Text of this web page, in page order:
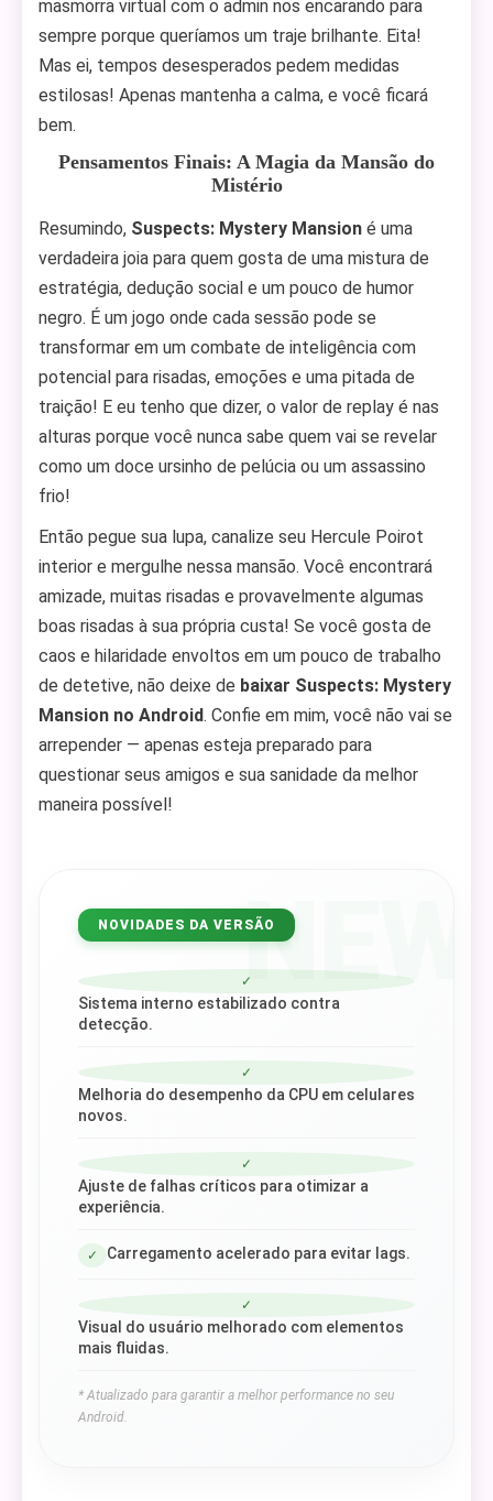
masmorra virtual com o admin nos encarando para
sempre porque queríamos um traje brilhante. Eita!
Mas ei, tempos desesperados pedem medidas
estilosas! Apenas mantenha a calma, e você ficará
bem.
Pensamentos Finais: A Magia da Mansão do
Mistério
Resumindo, Suspects: Mystery Mansion é uma
verdadeira joia para quem gosta de uma mistura de
estratégia, dedução social e um pouco de humor
negro. É um jogo onde cada sessão pode se
transformar em um combate de inteligência com
potencial para risadas, emoções e uma pitada de
traição! E eu tenho que dizer, o valor de replay é nas
alturas porque você nunca sabe quem vai se revelar
como um doce ursinho de pelúcia ou um assassino
frio!
Então pegue sua lupa, canalize seu Hercule Poirot
interior e mergulhe nessa mansão. Você encontrará
amizade, muitas risadas e provavelmente algumas
boas risadas à sua própria custa! Se você gosta de
caos e hilaridade envoltos em um pouco de trabalho
de detetive, não deixe de baixar Suspects: Mystery
Mansion no Android. Confie em mim, você não vai se
arrepender — apenas esteja preparado para
questionar seus amigos e sua sanidade da melhor
maneira possível!
NEW
NOVIDADES DA VERSÃO
✓
Sistema interno estabilizado contra
detecção.
✓
Melhoria do desempenho da CPU em celulares
novos.
✓
Ajuste de falhas críticos para otimizar a
experiência.
✓ Carregamento acelerado para evitar lags.
✓
Visual do usuário melhorado com elementos
mais fluidas.
* Atualizado para garantir a melhor performance no seu
Android.